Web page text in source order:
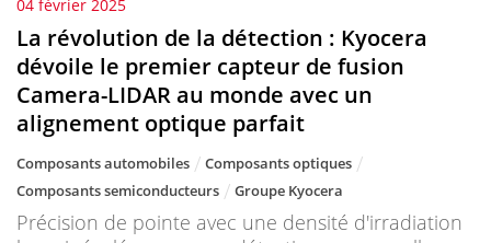
04 février 2025
La révolution de la détection : Kyocera
dévoile le premier capteur de fusion
Camera-LIDAR au monde avec un
alignement optique parfait
Composants automobiles
Composants optiques
Composants semiconducteurs
Groupe Kyocera
Précision de pointe avec une densité d'irradiation